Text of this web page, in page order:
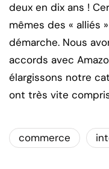
deux en dix ans !
mêmes des « alliés
démarche. Nous
accords avec
élargissons notre
ont très vite
commerce